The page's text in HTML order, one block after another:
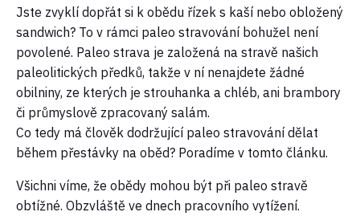
Jste zvyklí dopřát si k obědu řízek s kaší nebo obložený
sandwich? To v rámci paleo stravování bohužel není
povolené. Paleo strava je založená na stravě našich
paleolitických předků, takže v ní nenajdete žádné
obilniny, ze kterých je strouhanka a chléb, ani brambory
či průmyslově zpracovaný salám.
Co tedy má člověk dodržující paleo stravování dělat
během přestávky na oběd? Poradíme v tomto článku.
Všichni víme, že obědy mohou být při paleo stravě
obtížné. Obzvláště ve dnech pracovního vytížení.